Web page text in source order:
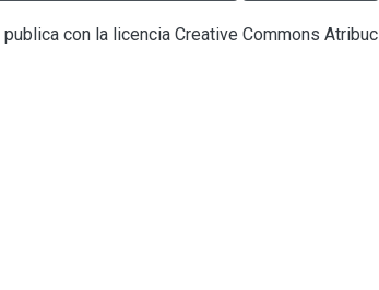
publica con la licencia Creative Commons